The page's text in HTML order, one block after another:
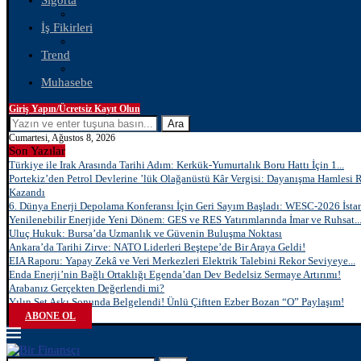
İş Fikirleri
Trend
Muhasebe
Giriş Yapın/Ücretsiz Kayıt Olun
Ara
Cumartesi, Ağustos 8, 2026
Son Yazılar
Türkiye ile Irak Arasında Tarihi Adım: Kerkük-Yumurtalık Boru Hattı İçin 1...
Portekiz’den Petrol Devlerine ’lük Olağanüstü Kâr Vergisi: Dayanışma Hamlesi
Kazandı
6. Dünya Enerji Depolama Konferansı İçin Geri Sayım Başladı: WESC-2026
Yenilenebilir Enerjide Yeni Dönem: GES ve RES Yatırımlarında İmar ve Ruhsat...
Uluç Hukuk: Bursa’da Uzmanlık ve Güvenin Buluşma Noktası
Ankara’da Tarihi Zirve: NATO Liderleri Beştepe’de Bir Araya Geldi!
EIA Raporu: Yapay Zekâ ve Veri Merkezleri Elektrik Talebini Rekor Seviyeye...
Enda Enerji’nin Bağlı Ortaklığı Egenda’dan Dev Bedelsiz Sermaye Artırımı!
Arabanız Gerçekten Değerlendi mi?
Yılın Set Aşkı Sonunda Belgelendi! Ünlü Çiftten Ezber Bozan “O” Paylaşım!
ABONE OL